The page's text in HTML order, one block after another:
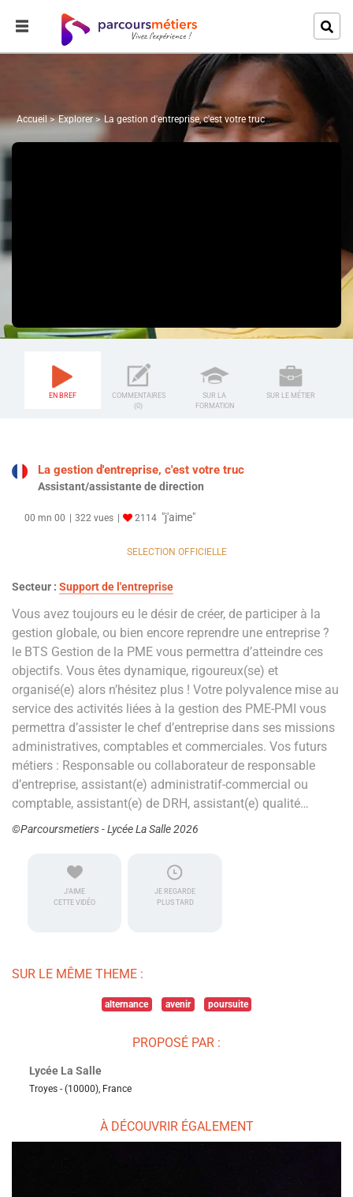
Accueil Explorer La gestion d'entreprise, c'est votre truc
EN BREF
COMMENTAIRES
(0)
SUR LA
FORMATION
SUR LE MÉTIER
La gestion d'entreprise, c'est votre truc
Assistant/assistante de direction
00 mn 00 322 vues 2114 "j'aime"
SELECTION OFFICIELLE
Secteur : Support de l'entreprise
Vous avez toujours eu le désir de créer, de participer à la
gestion globale, ou bien encore reprendre une entreprise ?
le BTS Gestion de la PME vous permettra d’atteindre ces
objectifs. Vous êtes dynamique, rigoureux(se) et
organisé(e) alors n’hésitez plus ! Votre polyvalence mise au
service des activités liées à la gestion des PME-PMI vous
permettra d’assister le chef d’entreprise dans ses missions
administratives, comptables et commerciales. Vos futurs
métiers : Responsable ou collaborateur de responsable
d’entreprise, assistant(e) administratif-commercial ou
comptable, assistant(e) de DRH, assistant(e) qualité…
©Parcoursmetiers - Lycée La Salle 2026
J'AIME
CETTE VIDÉO
JE REGARDE
PLUS TARD
SUR LE MÊME THEME :
alternance avenir poursuite
PROPOSÉ PAR :
Lycée La Salle
Troyes - (10000), France
À DÉCOUVRIR ÉGALEMENT